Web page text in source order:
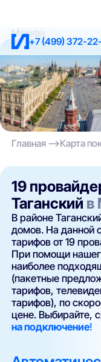
+7 (499) 372-
Москва
Главная Карта
19
Таганский в
В районе
домов. На данной
тарифов от 19
При помощи
наиболее
(пакетные
тарифов,
тарифов), по
цене. Выбирайте,
на подключение!